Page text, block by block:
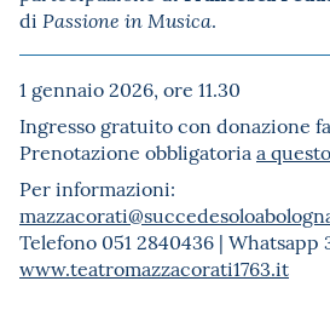
di Passione in Musica.
1 gennaio 2026, ore 11.30
Ingresso gratuito con donazione
Prenotazione obbligatoria a
Per informazioni:
Telefono 051 2840436 | Whatsapp
www.teatromazzacorati1763.it